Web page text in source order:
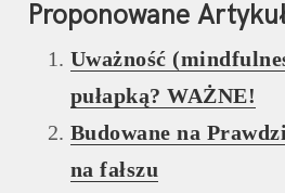
Proponowane
Uważność
pułapką? WAŻNE!
Budowane na
na fałszu